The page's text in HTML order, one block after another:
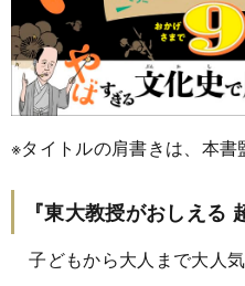
※タイトルの肩書きは、本書
『東大教授がおしえる
子どもから大人まで大人気